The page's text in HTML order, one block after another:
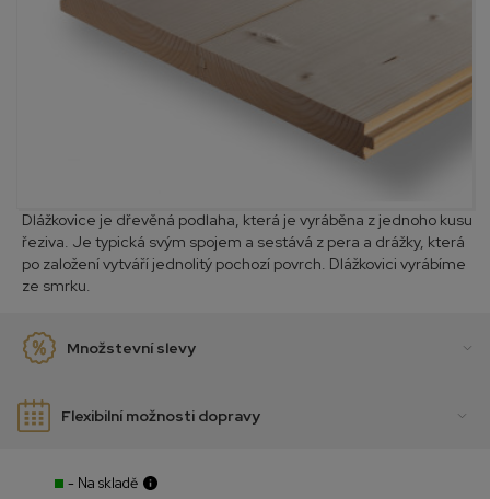
Dlážkovice je dřevěná podlaha, která je vyráběna z jednoho kusu
řeziva. Je typická svým spojem a sestává z pera a drážky, která
po založení vytváří jednolitý pochozí povrch. Dlážkovici vyrábíme
ze smrku.
Množstevní slevy
Flexibilní možnosti dopravy
- Na skladě